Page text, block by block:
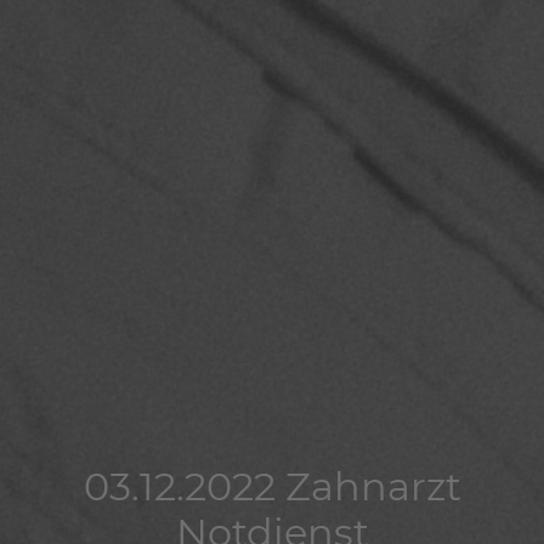
03.12.2022 Zahnarzt
Notdienst
03.12.2022 Zahnarzt
Notdienst
03.12.2022 Zahnarzt
Notdienst